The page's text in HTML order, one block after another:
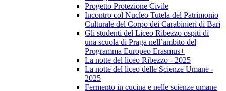
Progetto Protezione Civile
Incontro col Nucleo Tutela del Patrimonio
Culturale del Corpo dei Carabinieri di Bari
Gli studenti del Liceo Ribezzo ospiti di
una scuola di Praga nell’ambito del
Programma Europeo Erasmus+
La notte del liceo Ribezzo - 2025
La notte del liceo delle Scienze Umane -
2025
Fermento in cucina e nelle scienze umane